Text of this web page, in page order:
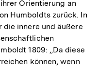
Orientierung an
Humboldts zurück. In
innere und äußere
1809: „Da diese
können, wenn